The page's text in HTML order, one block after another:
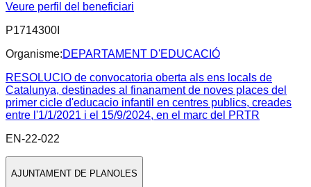
Veure perfil del beneficiari
P1714300I
Organisme:DEPARTAMENT D'EDUCACIÓ
RESOLUCIO de convocatoria oberta als ens locals de
Catalunya, destinades al finanament de noves places del
primer cicle d'educacio infantil en centres publics, creades
entre l'1/1/2021 i el 15/9/2024, en el marc del PRTR
EN-22-022
AJUNTAMENT DE PLANOLES